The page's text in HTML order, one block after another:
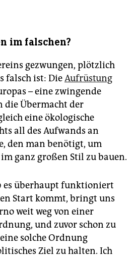
im falschen?
gezwungen, plötzlich
falsch ist: DieAufrüstung
– eine zwingende
die Übermacht der
eine ökologische
all des Aufwands an
den man benötigt, um
ganz großen Stil zu bauen.
es überhaupt funktioniert
Start kommt, bringt uns
weit weg von einer
und zuvor schon zu
solche Ordnung
Ziel zu halten. Ich